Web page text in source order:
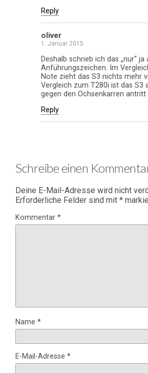
Reply
oliver
1. Januar 2015
Deshalb schrieb ich das „nur“ ja
Anführungszeichen. Im
Note zieht das S3 nichts mehr
Vergleich zum T280i ist das S3
gegen den Ochsenkarren antritt
Reply
Schreibe einen
Deine E-Mail-Adresse wird nicht
Erforderliche Felder sind mit *
Kommentar *
Name *
E-Mail-Adresse *